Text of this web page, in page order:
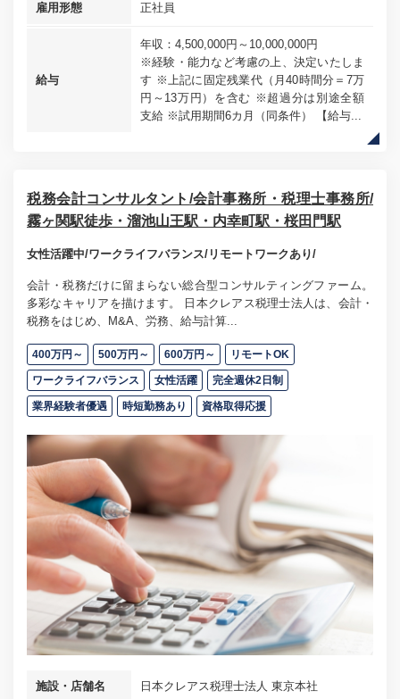
雇用形態 正社員
給与
年収：4,500,000円～10,000,000円
※経験・能力など考慮の上、決定いたしま
す ※上記に固定残業代（月40時間分＝7万
円～13万円）を含む ※超過分は別途全額
支給 ※試用期間6カ月（同条件） 【給与...
税務会計コンサルタント/会計事務所・税理士事務所/
霧ヶ関駅徒歩・溜池山王駅・内幸町駅・桜田門駅
女性活躍中/ワークライフバランス/リモートワークあり/
会計・税務だけに留まらない総合型コンサルティングファーム。
多彩なキャリアを描けます。 日本クレアス税理士法人は、会計・
税務をはじめ、M&A、労務、給与計算...
400万円～ 500万円～ 600万円～ リモートOK
ワークライフバランス 女性活躍 完全週休2日制
業界経験者優遇 時短勤務あり 資格取得応援
施設・店舗名 日本クレアス税理士法人 東京本社